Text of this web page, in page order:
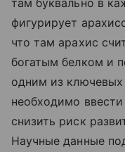
там буквально в
фигурирует
что там арахис
богатым белком и
одним из ключевых
необходимо
снизить риск
Научные данные